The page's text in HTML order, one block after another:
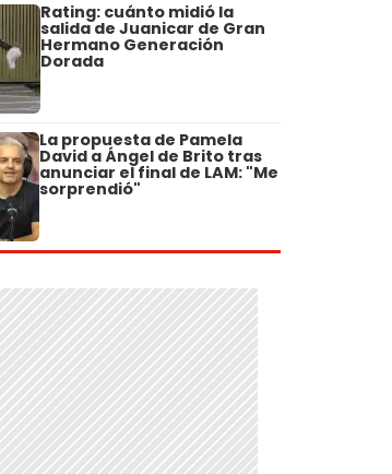
Rating: cuánto midió la
salida de Juanicar de Gran
Hermano Generación
Dorada
La propuesta de Pamela
David a Ángel de Brito tras
anunciar el final de LAM: "Me
sorprendió"